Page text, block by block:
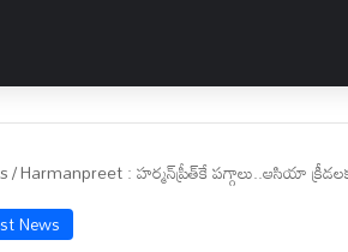
/Harmanpreet : హర్మన్‌ప్రీత్‌కే పగ్గాలు..ఆసియా
News